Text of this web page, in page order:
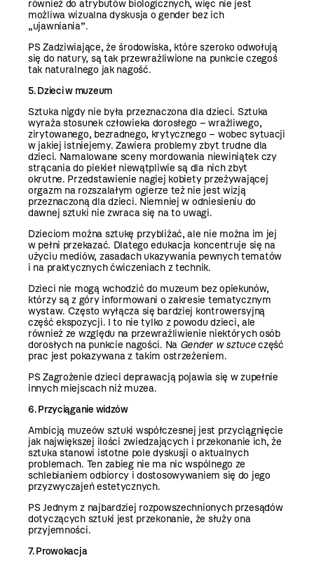
również do atrybutów biologicznych, więc nie jest
możliwa wizualna dyskusja o gender bez ich
„ujawniania”.
PS Zadziwiające, że środowiska, które szeroko odwołują
się do natury, są tak przewrażliwione na punkcie czegoś
tak naturalnego jak nagość.
5. Dzieci w muzeum
Sztuka nigdy nie była przeznaczona dla dzieci. Sztuka
wyraża stosunek człowieka dorosłego – wrażliwego,
zirytowanego, bezradnego, krytycznego – wobec sytuacji
w jakiej istniejemy. Zawiera problemy zbyt trudne dla
dzieci. Namalowane sceny mordowania niewiniątek czy
strącania do piekieł niewątpliwie są dla nich zbyt
okrutne. Przedstawienie nagiej kobiety przeżywającej
orgazm na rozszalałym ogierze też nie jest wizją
przeznaczoną dla dzieci. Niemniej w odniesieniu do
dawnej sztuki nie zwraca się na to uwagi.
Dzieciom można sztukę przybliżać, ale nie można im jej
w pełni przekazać. Dlatego edukacja koncentruje się na
użyciu mediów, zasadach ukazywania pewnych tematów
i na praktycznych ćwiczeniach z technik.
Dzieci nie mogą wchodzić do muzeum bez opiekunów,
którzy są z góry informowani o zakresie tematycznym
wystaw. Często wyłącza się bardziej kontrowersyjną
część ekspozycji. I to nie tylko z powodu dzieci, ale
również ze względu na przewrażliwienie niektórych osób
dorosłych na punkcie nagości. Na Gender w sztuceczęść
prac jest pokazywana z takim ostrzeżeniem.
PS Zagrożenie dzieci deprawacją pojawia się w zupełnie
innych miejscach niż muzea.
6. Przyciąganie widzów
Ambicją muzeów sztuki współczesnej jest przyciągnięcie
jak największej ilości zwiedzających i przekonanie ich, że
sztuka stanowi istotne pole dyskusji o aktualnych
problemach. Ten zabieg nie ma nic wspólnego ze
schlebianiem odbiorcy i dostosowywaniem się do jego
przyzwyczajeń estetycznych.
PS Jednym z najbardziej rozpowszechnionych przesądów
dotyczących sztuki jest przekonanie, że służy ona
przyjemności.
7. Prowokacja